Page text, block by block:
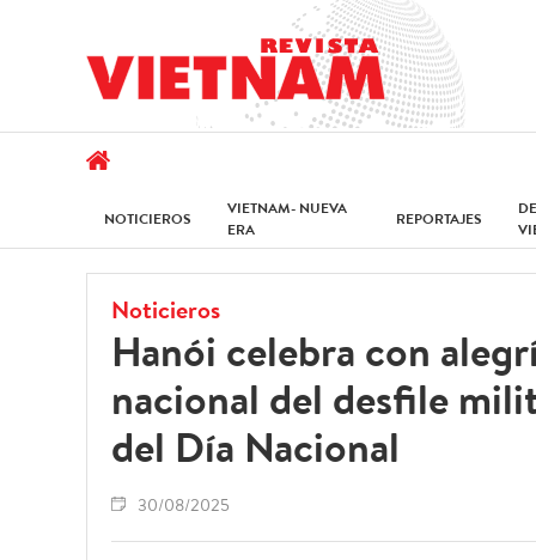
NOTICIEROS
VIETNAM- NUEVA
ERA
REPORTAJES
Noticieros
Hanói celebra con
nacional del desfile
del Día Nacional
30/08/2025